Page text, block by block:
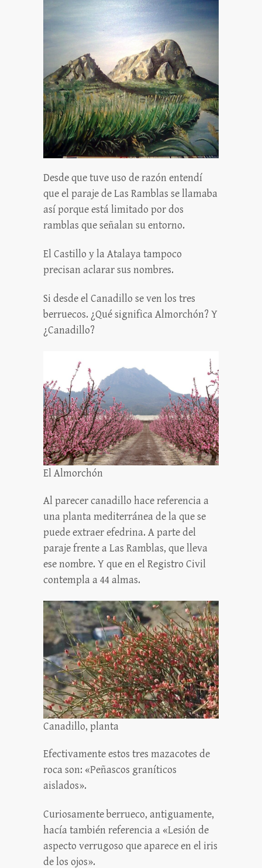
Desde que tuve uso de razón entendí
que el paraje de Las Ramblas se llamaba
así porque está limitado por dos
ramblas que señalan su entorno.
El Castillo y la Atalaya tampoco
precisan aclarar sus nombres.
Si desde el Canadillo se ven los tres
berruecos. ¿Qué significa Almorchón? Y
¿Canadillo?
El Almorchón
Al parecer canadillo hace referencia a
una planta mediterránea de la que se
puede extraer efedrina. A parte del
paraje frente a Las Ramblas, que lleva
ese nombre. Y que en el Registro Civil
contempla a 44 almas.
Canadillo, planta
Efectivamente estos tres mazacotes de
roca son: «Peñascos graníticos
aislados».
Curiosamente berrueco, antiguamente,
hacía también referencia a «Lesión de
aspecto verrugoso que aparece en el iris
de los ojos».